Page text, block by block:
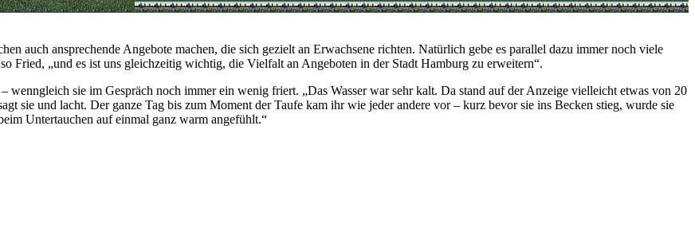
auch ansprechende Angebote machen, die sich gezielt an Erwachsene richten. Natürlich gebe es parallel dazu immer noch viele
Fried, „und es ist uns gleichzeitig wichtig, die Vielfalt an Angeboten in der Stadt Hamburg zu erweitern“.
wenngleich sie im Gespräch noch immer ein wenig friert. „Das Wasser war sehr kalt. Da stand auf der Anzeige vielleicht etwas von 20
sie und lacht. Der ganze Tag bis zum Moment der Taufe kam ihr wie jeder andere vor – kurz bevor sie ins Becken stieg, wurde sie
Untertauchen auf einmal ganz warm angefühlt.“